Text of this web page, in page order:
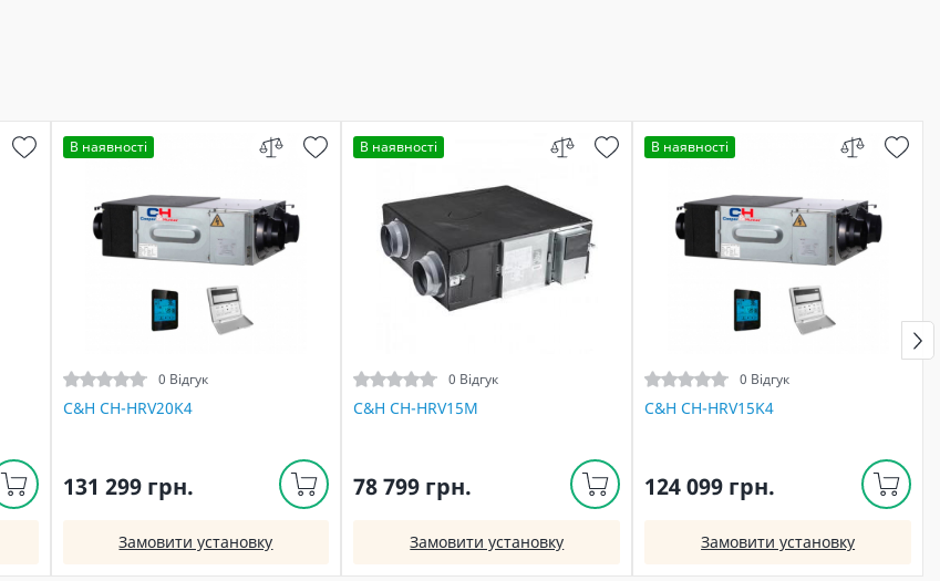
В наявності
0 Відгук
C&H CH-HRV20K4
131 299 грн.
Замовити установку
В наявності
0 Відгук
C&H CH-HRV15M
78 799 грн.
Замовити установку
В наявності
0 Відгук
C&H CH-HRV15K4
124 099 грн.
Замовити установку